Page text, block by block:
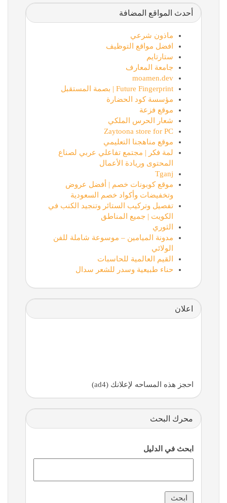
أحدث المواقع المضافة
ماذون شرعي
افضل مواقع التوظيف
ستارتايم
جامعة المعارف
moamen.dev
Future Fingerprint | بصمة المستقبل
مؤسسة كود الحضارة
موقع فزعة
شعار الحرس الملكي
Zaytoona store for PC
موقع مناهجنا التعليمي
لمة فكر | مجتمع تفاعلي عربي لصناع
المحتوى وريادة الأعمال
Tganj
موقع كوبونات خصم | أفضل عروض
وتخفيضات وأكواد خصم السعودية
تفصيل وتركيب الستائر وتنجيد الكنب في
الكويت | جميع المناطق
الثوري
مدونة الميامين – موسوعة شاملة للفن
الولائي
القيم العالمية للحاسبات
حناء طبيعية وسدر للشعر سدال
اعلان
احجز هذه المساحه لإعلانك (ad4)
محرك البحث
ابحث في الدليل